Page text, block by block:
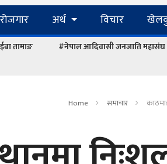
अर्थ विचार
तामाङ #नेपाल आदिवासी जनजाति महासंघ
Home समाचार